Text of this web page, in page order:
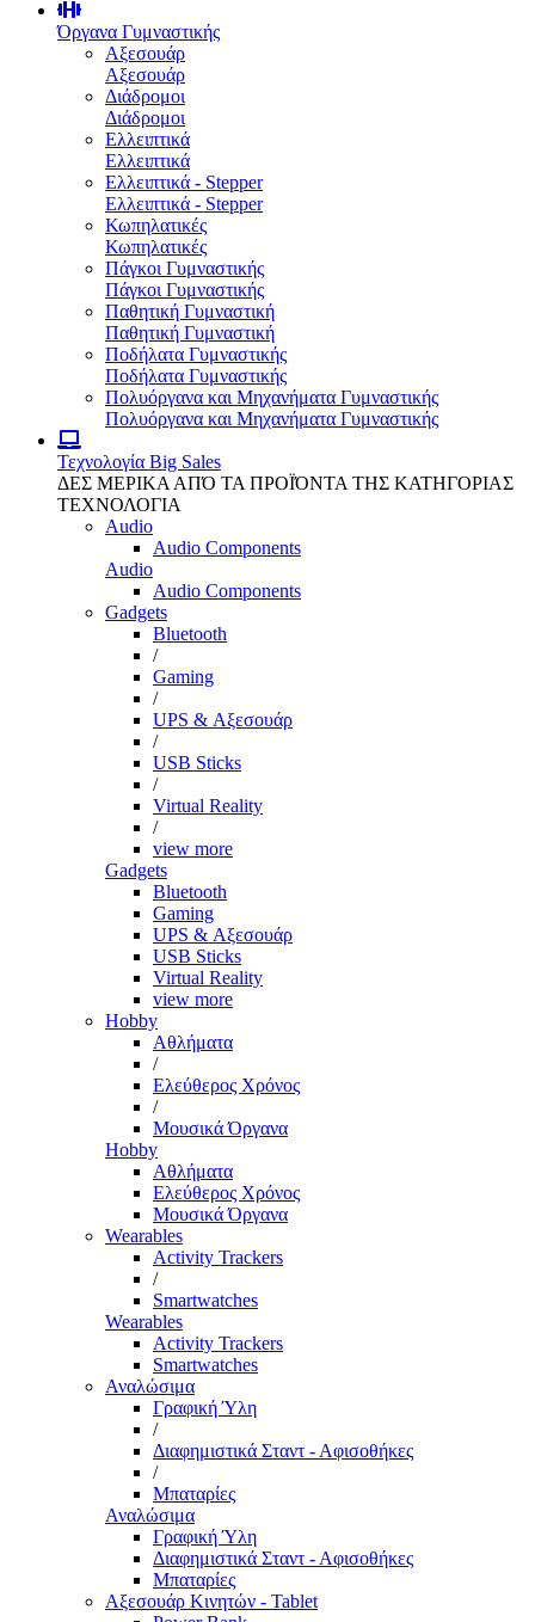
Όργανα Γυμναστικής
Αξεσουάρ
Αξεσουάρ
Διάδρομοι
Διάδρομοι
Ελλειπτικά
Ελλειπτικά
Ελλειπτικά - Stepper
Ελλειπτικά - Stepper
Κωπηλατικές
Κωπηλατικές
Πάγκοι Γυμναστικής
Πάγκοι Γυμναστικής
Παθητική Γυμναστική
Παθητική Γυμναστική
Ποδήλατα Γυμναστικής
Ποδήλατα Γυμναστικής
Πολυόργανα και Μηχανήματα Γυμναστικής
Πολυόργανα και Μηχανήματα Γυμναστικής
Τεχνολογία Big Sales
ΔΕΣ ΜΕΡΙΚΑ ΑΠΌ ΤΑ ΠΡΟΪΌΝΤΑ ΤΗΣ ΚΑΤΗΓΟΡΙΑΣ
ΤΕΧΝΟΛΟΓΙΑ
Audio
Audio Components
Audio
Audio Components
Gadgets
Bluetooth
/
Gaming
/
UPS & Αξεσουάρ
/
USB Sticks
/
Virtual Reality
/
view more
Gadgets
Bluetooth
Gaming
UPS & Αξεσουάρ
USB Sticks
Virtual Reality
view more
Hobby
Αθλήματα
/
Ελεύθερος Χρόνος
/
Μουσικά Όργανα
Hobby
Αθλήματα
Ελεύθερος Χρόνος
Μουσικά Όργανα
Wearables
Activity Trackers
/
Smartwatches
Wearables
Activity Trackers
Smartwatches
Αναλώσιμα
Γραφική Ύλη
/
Διαφημιστικά Σταντ - Αφισοθήκες
/
Μπαταρίες
Αναλώσιμα
Γραφική Ύλη
Διαφημιστικά Σταντ - Αφισοθήκες
Μπαταρίες
Αξεσουάρ Κινητών - Tablet